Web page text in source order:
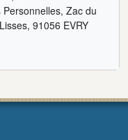
Zac du
91056 EVRY